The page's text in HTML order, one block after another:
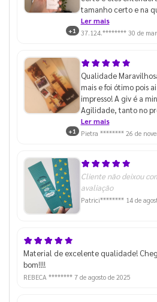
+1
tamanho certo e na
pelo que paguei,
Ler mais
37.124.******** 30 de
+1
Qualidade
mais e foi ótimo pois
impresso! A giv é a
Agilidade, tanto no
de entrega! (Meu
qualidade de fotos)
Ler mais
Pietra ******** 26 de
Cliente não deixou
avaliação
Patrici******** 14 de
Material de excelente qualidade!
bom!!!!
REBECA ******** 7 de agosto de 2025